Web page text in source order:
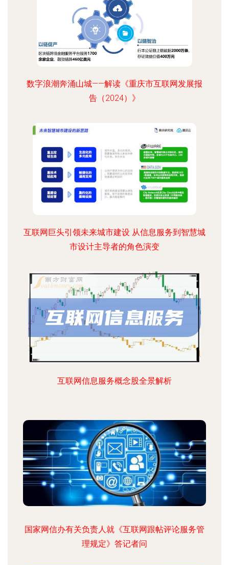
数字浪潮奔涌山城——解读《重庆市互联网发展报
告（2024）》
互联网巨头引领未来城市建设 从信息服务到智慧城
市设计主导者的角色演变
互联网信息服务概念股全景解析
国家网信办有关负责人就《互联网跟帖评论服务管
理规定》答记者问